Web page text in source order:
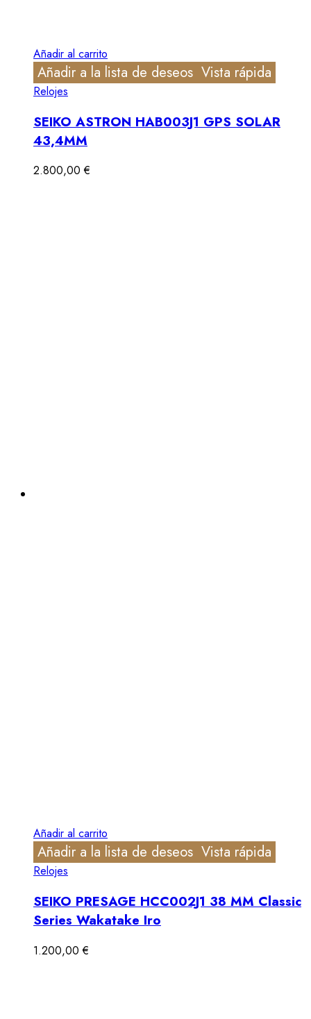
Añadir al carrito
Añadir a la lista de deseos Vista rápida
Relojes
SEIKO ASTRON HAB003J1 GPS SOLAR
43,4MM
2.800,00€
Añadir al carrito
Añadir a la lista de deseos Vista rápida
Relojes
SEIKO PRESAGE HCC002J1 38 MM Classic
Series Wakatake Iro
1.200,00€